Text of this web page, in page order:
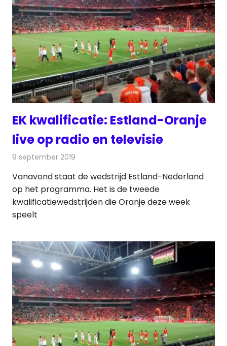
EK kwalificatie: Estland-Oranje
live op radio en televisie
9 september 2019
Vanavond staat de wedstrijd Estland-Nederland
op het programma. Het is de tweede
kwalificatiewedstrijden die Oranje deze week
speelt